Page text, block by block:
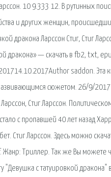
10 9.333 12. В рутинных
и других женщин,
дракона Ларссон Стиг, Стиг
дракона» — скачать в fb2, txt,
saddon. Эта
сюжетом. 26/9/2017
Стиг Ларссон.
с пропавшей 40 лет назад
Стиг Лapcсoн. Здесь можно
Триллер. Так же Вы можете
"Девушка с татуировкой